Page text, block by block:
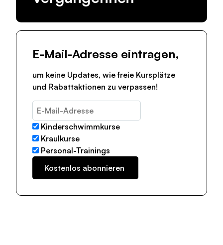
E-Mail-Adresse eintragen,
um keine Updates, wie freie Kursplätze
und Rabattaktionen zu verpassen!
Kinderschwimmkurse
Kraulkurse
Personal-Trainings